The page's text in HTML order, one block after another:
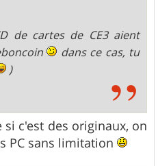
de cartes de CE3 aient
dans ce cas, tu
)
si c'est des originaux, on
PC sans limitation